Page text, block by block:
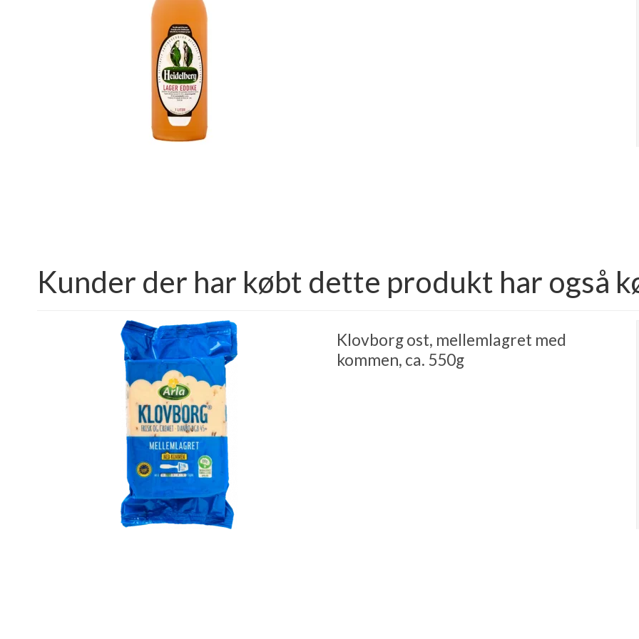
Kunder der har købt dette produkt har også
Klovborg ost, mellemlagret med
kommen, ca. 550g